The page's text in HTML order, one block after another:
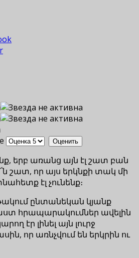
երբ առանց այն էլ շատ բան
շատ, որ այս երկնքի տակ մի
էլ չունենք։
ընտանեկան կյանք
հրապարակումներ ավելին
էր լինել այն լուրջ
որ առնչվում են երկրին ու